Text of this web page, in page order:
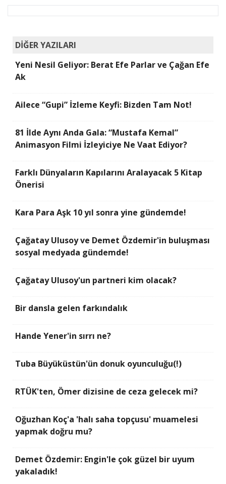
DİĞER YAZILARI
Yeni Nesil Geliyor: Berat Efe Parlar ve Çağan Efe
Ak
Ailece “Gupi” İzleme Keyfi: Bizden Tam Not!
81 İlde Aynı Anda Gala: “Mustafa Kemal”
Animasyon Filmi İzleyiciye Ne Vaat Ediyor?
Farklı Dünyaların Kapılarını Aralayacak 5 Kitap
Önerisi
Kara Para Aşk 10 yıl sonra yine gündemde!
Çağatay Ulusoy ve Demet Özdemir'in buluşması
sosyal medyada gündemde!
Çağatay Ulusoy'un partneri kim olacak?
Bir dansla gelen farkındalık
Hande Yener'in sırrı ne?
Tuba Büyüküstün'ün donuk oyunculuğu(!)
RTÜK'ten, Ömer dizisine de ceza gelecek mi?
Oğuzhan Koç'a 'halı saha topçusu' muamelesi
yapmak doğru mu?
Demet Özdemir: Engin'le çok güzel bir uyum
yakaladık!